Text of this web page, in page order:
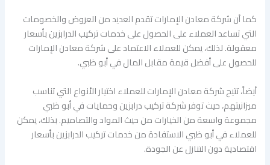
كما أن شركة معادن الإمارات تقدم العديد من العروض والخصومات
التي تساعد العملاء على الحصول على خدمات تركيب الدرابزين بأسعار
معقولة. لذلك، يمكن للعملاء الاعتماد على شركة معادن الإمارات
للحصول على أفضل قيمة مقابل المال في أبو ظبي.
أيضاً، تتيح شركة معادن الإمارات للعملاء اختيار الأنواع التي تناسب
ميزانيتهم، حيث توفر شركة تركيب درابزين وحمايات في أبو ظبي
مجموعة واسعة من الخيارات من حيث المواد والتصاميم. بذلك، يمكن
للعملاء في أبو ظبي الاستفادة من خدمات تركيب الدرابزين بأسعار
اقتصادية دون التنازل عن الجودة.